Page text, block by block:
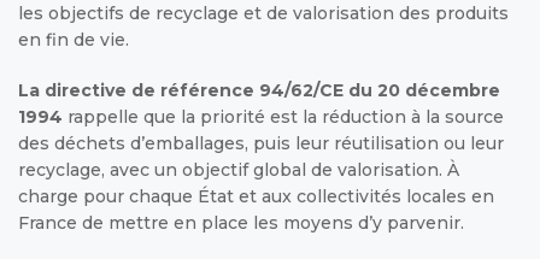
les objectifs de recyclage et de valorisation des produits
en fin de vie.
La directive de référence 94/62/CE du 20 décembre
1994 rappelle que la priorité est la réduction à la source
des déchets d’emballages, puis leur réutilisation ou leur
recyclage, avec un objectif global de valorisation. À
charge pour chaque État et aux collectivités locales en
France de mettre en place les moyens d’y parvenir.